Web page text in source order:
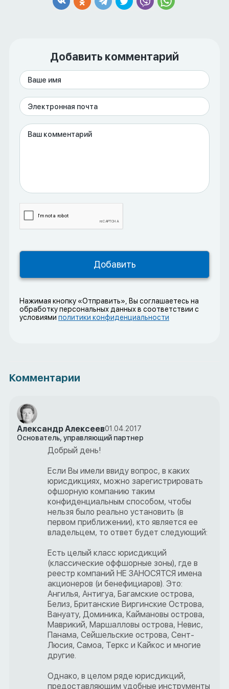
Добавить комментарий
Нажимая кнопку «Отправить», Вы соглашаетесь на
обработку персональных данных в соответствии с
условиями политики конфиденциальности
Комментарии
Александр Алексеев01.04.2017
Основатель, управляющий партнер
Добрый день!
Если Вы имели ввиду вопрос, в каких
юрисдикциях, можно зарегистрировать
офшорную компанию таким
конфиденциальным способом, чтобы
нельзя было реально установить (в
первом приближении), кто является ее
владельцем, то ответ будет следующий:
Есть целый класс юрисдикций
(классические оффшорные зоны), где в
реестр компаний НЕ ЗАНОСЯТСЯ имена
акционеров (и бенефициаров). Это:
Ангилья, Антигуа, Багамские острова,
Белиз, Британские Виргинские Острова,
Вануату, Доминика, Каймановы острова,
Маврикий, Маршалловы острова, Невис,
Панама, Сейшельские острова, Сент-
Люсия, Самоа, Теркс и Кайкос и многие
другие.
Однако, в целом ряде юрисдикций,
предоставляющим удобные инструменты